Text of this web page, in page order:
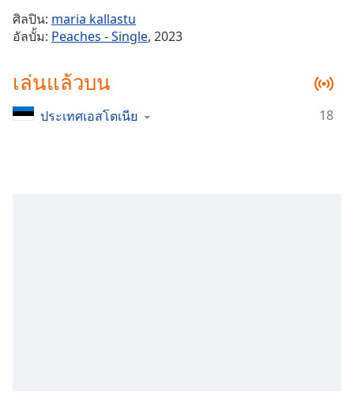
Playback
Rate
Chapters
ศิลปิน: maria kallastu
อัลบั้ม: Peaches - Single, 2023
เล่นแล้วบน
ประเทศเอสโตเนีย 18